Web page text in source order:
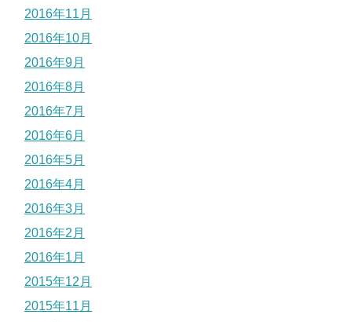
2016年11月
2016年10月
2016年9月
2016年8月
2016年7月
2016年6月
2016年5月
2016年4月
2016年3月
2016年2月
2016年1月
2015年12月
2015年11月